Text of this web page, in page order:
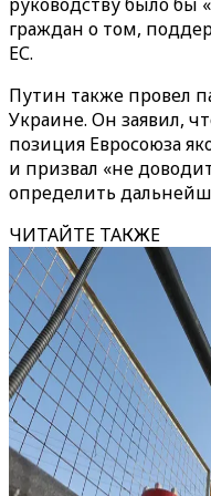
граждан о том,
ЕС.
Путин также провел
Украине. Он заявил,
позиция Евросоюза
и призвал «не
определить
ЧИТАЙТЕ ТАКЖЕ